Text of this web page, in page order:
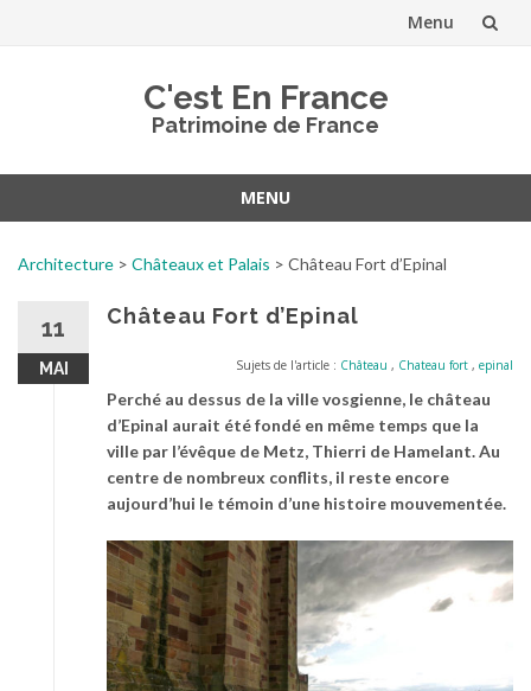
Menu
C'est En France
Patrimoine de France
MENU
Architecture > Châteaux et Palais > Château Fort d’Epinal
11
MAI
Château Fort d’Epinal
Sujets de l'article : Château , Chateau fort , epinal
Perché au dessus de la ville vosgienne, le château
d’Epinal aurait été fondé en même temps que la
ville par l’évêque de Metz, Thierri de Hamelant. Au
centre de nombreux conflits, il reste encore
aujourd’hui le témoin d’une histoire mouvementée.